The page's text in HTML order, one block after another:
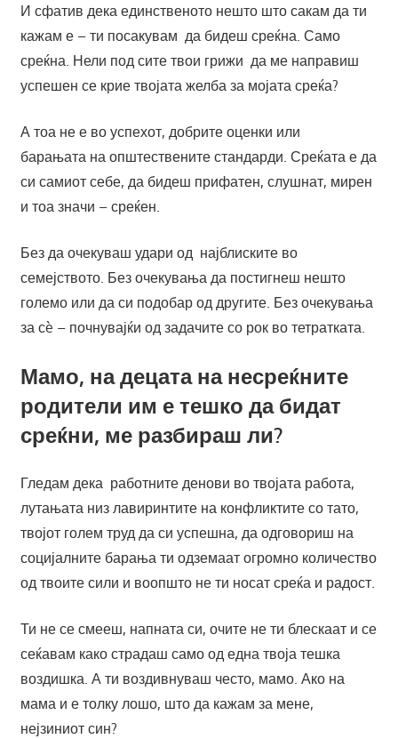
И сфатив дека единственото нешто што сакам да ти
кажам е – ти посакувам да бидеш среќна. Само
среќна. Нели под сите твои грижи да ме направиш
успешен се крие твојата желба за мојата среќа?
А тоа не е во успехот, добрите оценки или
барањата на општествените стандарди. Среќата е да
си самиот себе, да бидеш прифатен, слушнат, мирен
и тоа значи – среќен.
Без да очекуваш удари од најблиските во
семејството. Без очекувања да постигнеш нешто
големо или да си подобар од другите. Без очекувања
за сè – почнувајќи од задачите со рок во тетратката.
Мамо, на децата на несреќните
родители им е тешко да бидат
среќни, ме разбираш ли?
Гледам дека работните денови во твојата работа,
лутањата низ лавиринтите на конфликтите со тато,
твојот голем труд да си успешна, да одговориш на
социјалните барања ти одземаат огромно количество
од твоите сили и воопшто не ти носат среќа и радост.
Ти не се смееш, напната си, очите не ти блескаат и се
сеќавам како страдаш само од една твоја тешка
воздишка. А ти воздивнуваш често, мамо. Ако на
мама и е толку лошо, што да кажам за мене,
нејзиниот син?